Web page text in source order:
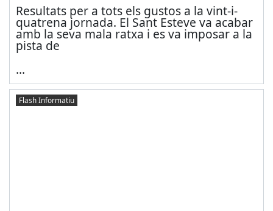
Resultats per a tots els gustos a la vint-i-
quatrena jornada. El Sant Esteve va acabar
amb la seva mala ratxa i es va imposar a la
pista de
...
Flash Informatiu